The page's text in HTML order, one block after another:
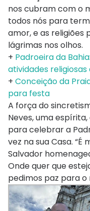
nos cubram com o
todos nós para
amor, e as religiões
lágrimas nos olhos.
+ Padroeira da
atividades
+ Conceição da
para festa
A força do
Neves, uma
para celebrar a
vez na sua Casa.
Salvador
Onde quer que
pedimos paz para o